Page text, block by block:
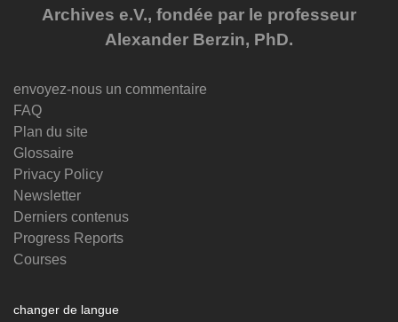
Archives e.V., fondée par le professeur
Alexander Berzin, PhD.
envoyez-nous un commentaire
FAQ
Plan du site
Glossaire
Privacy Policy
Newsletter
Derniers contenus
Progress Reports
Courses
changer de langue